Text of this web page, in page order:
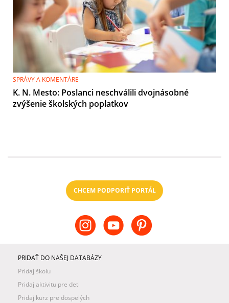
SPRÁVY A KOMENTÁRE
K. N. Mesto: Poslanci neschválili dvojnásobné
zvýšenie školských poplatkov
CHCEM PODPORIŤ PORTÁL
PRIDAŤ DO NAŠEJ DATABÁZY
Pridaj školu
Pridaj aktivitu pre deti
Pridaj kurz pre dospelých